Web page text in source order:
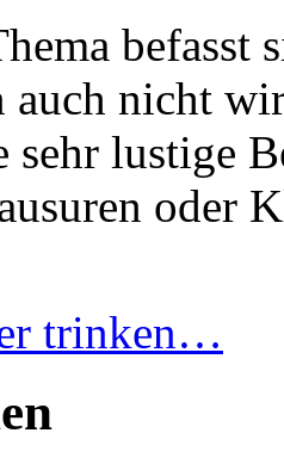
befasst
auch nicht
sehr lustige
oder
trinken…